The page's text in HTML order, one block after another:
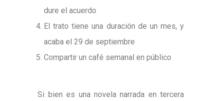
dure el acuerdo
El trato tiene una duración de un mes, y
acaba el 29 de septiembre
Compartir un café semanal en público
Si bien es una novela narrada en tercera